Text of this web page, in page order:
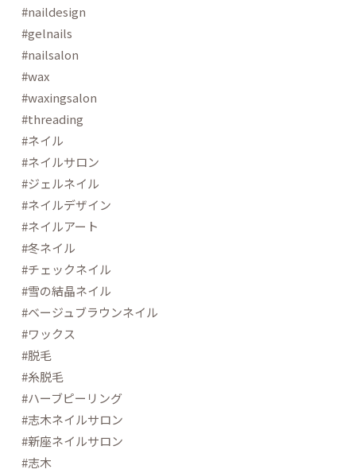
#naildesign
#gelnails
#nailsalon
#wax
#waxingsalon
#threading
#ネイル
#ネイルサロン
#ジェルネイル
#ネイルデザイン
#ネイルアート
#冬ネイル
#チェックネイル
#雪の結晶ネイル
#ベージュブラウンネイル
#ワックス
#脱毛
#糸脱毛
#ハーブピーリング
#志木ネイルサロン
#新座ネイルサロン
#志木